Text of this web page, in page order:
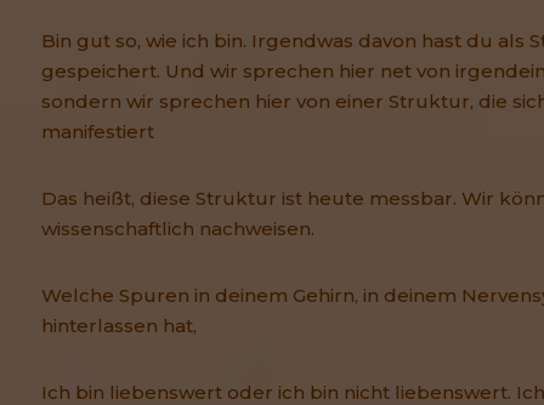
Bin gut so, wie ich bin. Irgendwas davon hast du als
gespeichert. Und wir sprechen hier net von
sondern wir sprechen hier von einer Struktur, die
manifestiert
Das heißt, diese Struktur ist heute messbar. Wir
wissenschaftlich nachweisen.
Welche Spuren in deinem Gehirn, in deinem
hinterlassen hat,
Ich bin liebenswert oder ich bin nicht liebenswert.